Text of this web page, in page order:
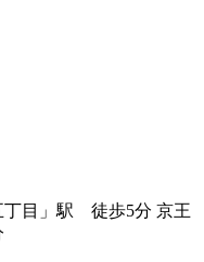
丁目」駅 徒歩5分 京王